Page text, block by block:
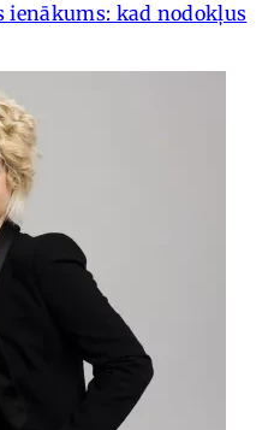
ienākums: kad nodokļus